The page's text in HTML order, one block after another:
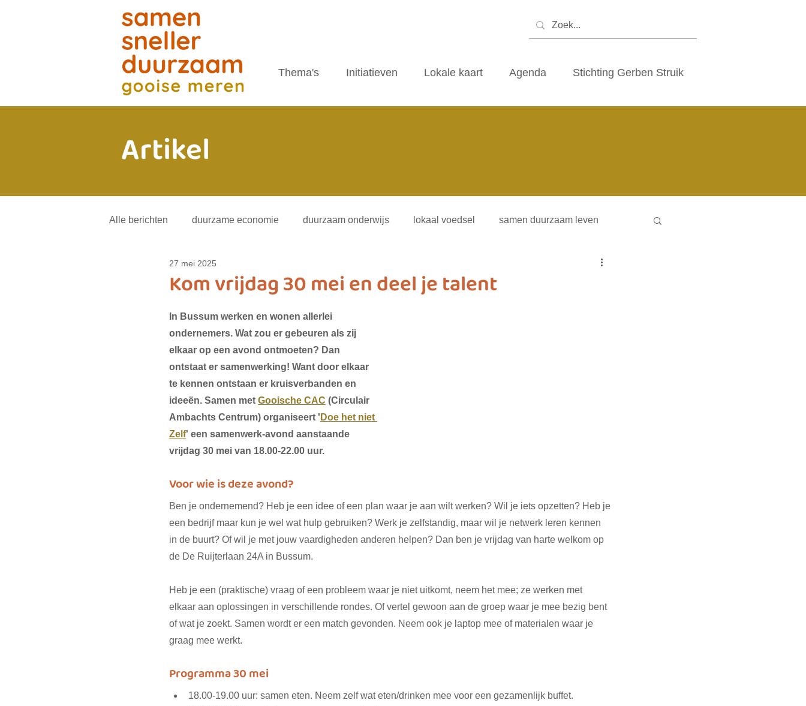
Thema's Initiatieven Lokale kaart Agenda Stichting Gerben Struik
Artikel
Alle berichten duurzame economie duurzaam onderwijs lokaal voedsel samen duurzaam leven
energietransitie
biodiversiteit sustainable fashion vliegwielgroep
SDG 8 SDG 9 SDG 10 SDG 11
SDG 17
Kom vrijdag 30 mei en deel je talent
27 mei 2025
In Bussum werken en wonen allerlei
ondernemers. Wat zou er gebeuren als zij
elkaar op een avond ontmoeten? Dan
ontstaat er samenwerking! Want door elkaar
te kennen ontstaan er kruisverbanden en
ideeën. Samen met Gooische CAC (Circulair
Ambachts Centrum) organiseert ' Doe het niet
Zelf' een samenwerk-avond aanstaande
vrijdag 30 mei van 18.00-22.00 uur.
Voor wie is deze avond?
Ben je ondernemend? Heb je een idee of een plan waar je aan wilt werken? Wil je iets opzetten? Heb je
een bedrijf maar kun je wel wat hulp gebruiken? Werk je zelfstandig, maar wil je netwerk leren kennen
in de buurt? Of wil je met jouw vaardigheden anderen helpen? Dan ben je vrijdag van harte welkom op
de De Ruijterlaan 24A in Bussum.
Heb je een (praktische) vraag of een probleem waar je niet uitkomt, neem het mee; ze werken met
elkaar aan oplossingen in verschillende rondes. Of vertel gewoon aan de groep waar je mee bezig bent
of wat je zoekt. Samen wordt er een match gevonden. Neem ook je laptop mee of materialen waar je
graag mee werkt.
Programma 30 mei
18.00-19.00 uur: samen eten. Neem zelf wat eten/drinken mee voor een gezamenlijk buffet.